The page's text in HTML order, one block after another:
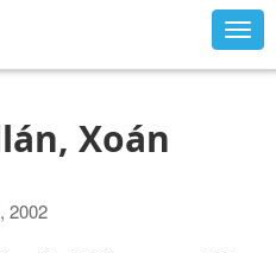
Xoán
2002